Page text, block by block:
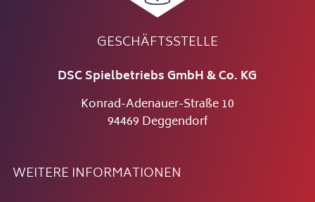
GESCHÄFTSSTELLE
DSC Spielbetriebs GmbH & Co. KG
Konrad-Adenauer-Straße 10
94469 Deggendorf
WEITERE INFORMATIONEN